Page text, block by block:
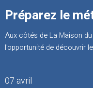
Préparez le
Aux côtés de La Maison
l'opportunité de découvrir
07 avril